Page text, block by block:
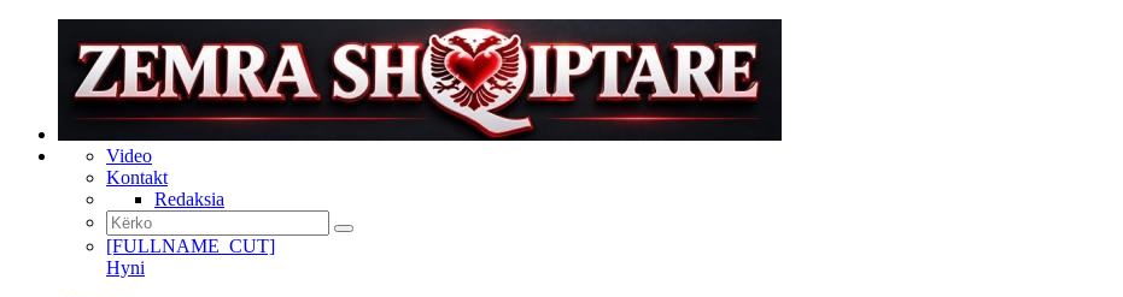
Video
Kontakt
Redaksia
[FULLNAME_CUT]
Hyni